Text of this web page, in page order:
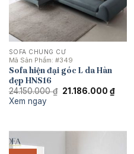
SOFA CHUNG CƯ
Mã Sản Phẩm: #349
Sofa hiện đại góc L da Hàn
đẹp HNS16
24.150.000₫ Giá
21.186.000 ₫Giá
hiện
Xem ngay